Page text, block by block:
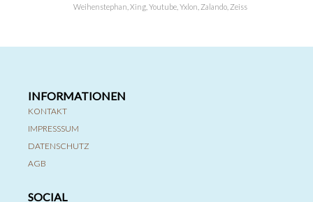
Weihenstephan, Xing, Youtube, Yxlon, Zalando, Zeiss
INFORMATIONEN
KONTAKT
IMPRESSSUM
DATENSCHUTZ
AGB
SOCIAL